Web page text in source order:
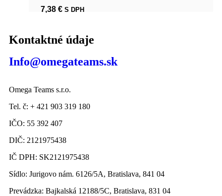
7,38 € S DPH
Kontaktné údaje
Info@omegateams.sk
Omega Teams s.r.o.
Tel. č: + 421 903 319 180
IČO: 55 392 407
DIČ: 2121975438
IČ DPH: SK2121975438
Sídlo: Jurigovo nám. 6126/5A, Bratislava, 841 04
Prevádzka: Bajkalská 12188/5C, Bratislava, 831 04